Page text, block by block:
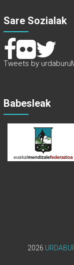
Sare Sozialak
Tweets by
Babesleak
2026